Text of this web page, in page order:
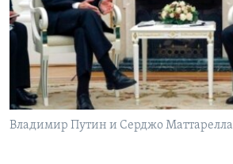
Learning English
СОЦИАЛЬНЫЕ СЕТИ
Владимир Путин и Серджо Маттарелла